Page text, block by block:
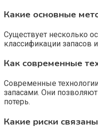
Какие основные
Существует несколько
классификации запасов
Как современные
Современные
запасами. Они
потерь.
Какие риски